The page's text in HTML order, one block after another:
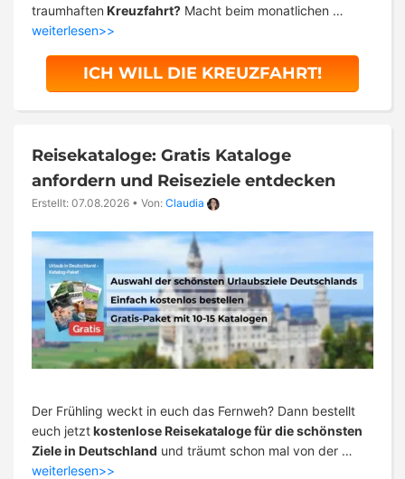
traumhaften Kreuzfahrt? Macht beim monatlichen …
weiterlesen>>
ICH WILL DIE KREUZFAHRT!
Reisekataloge: Gratis Kataloge
anfordern und Reiseziele entdecken
Erstellt: 07.08.2026 • Von: Claudia
Der Frühling weckt in euch das Fernweh? Dann bestellt
euch jetztkostenlose Reisekataloge für die schönsten
Ziele in Deutschland und träumt schon mal von der …
weiterlesen>>